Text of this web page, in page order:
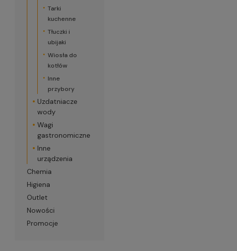
Tarki
kuchenne
Tłuczki i
ubijaki
Wiosła do
kotłów
Inne
przybory
Uzdatniacze
wody
Wagi
gastronomiczne
Inne
urządzenia
Chemia
Higiena
Outlet
Nowości
Promocje